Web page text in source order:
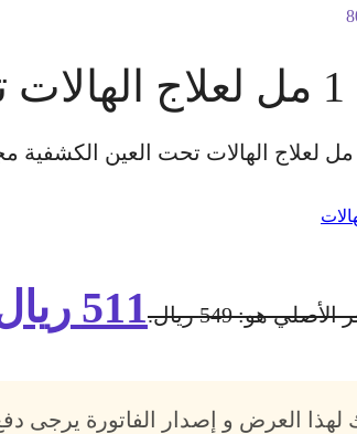
هو: 549 ريال. 511
لهذا العرض و إصدار الفاتورة يرجى